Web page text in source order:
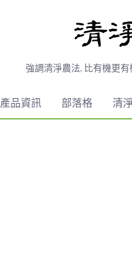
強調清淨農法, 比有機更
產品資訊 部落格 清